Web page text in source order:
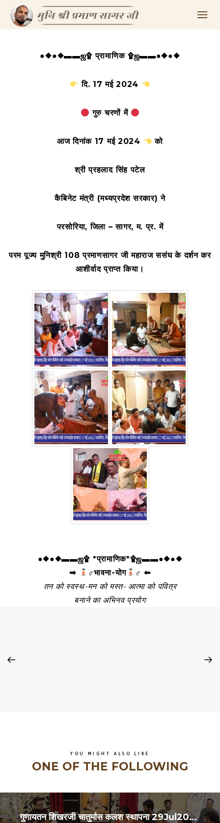
●◆●◆▬▬ஜ۩ प्रामाणिक ۩ஜ▬▬●◆●◆
दि. 17 मई 2024
गुरु चरणों में
आज दिनांक 17 मई 2024 को
श्री प्रहलाद सिंह पटेल
कैबिनेट मंत्री (मध्यप्रदेश सरकार)ने
परसोरिया, जिला – सागर, म. प्र. में
परम पूज्य मुनिश्री 108 प्रमाणसागर जी महाराज ससंघ के दर्शन कर
आशीर्वाद प्राप्त किया।
●◆●◆▬▬ஜ۩ *प्रामाणिक*۩ஜ▬▬●◆●◆
➡
‍♂भावना-योग
‍♂ ⬅
तन को स्वस्थ-मन को मस्त- आत्मा को पवित्र
बनाने का अभिनव प्रयोग
YOU MIGHT ALSO LIKE
ONE OF THE FOLLOWING
गुणायतन शिखरजी चातुर्मास कलश स्थापना 29Jul2026